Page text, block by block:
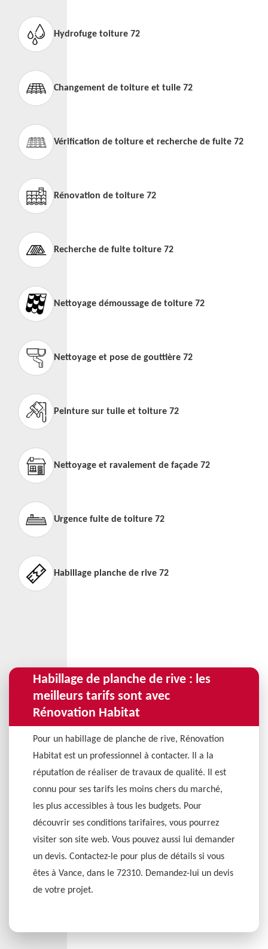
Hydrofuge toiture 72
Changement de toiture et tuile 72
Vérification de toiture et recherche de fuite 72
Rénovation de toiture 72
Recherche de fuite toiture 72
Nettoyage démoussage de toiture 72
Nettoyage et pose de gouttière 72
Peinture sur tuile et toiture 72
Nettoyage et ravalement de façade 72
Urgence fuite de toiture 72
Habillage planche de rive 72
Habillage de planche de rive : les
meilleurs tarifs sont avec
Rénovation Habitat
Pour un habillage de planche de rive, Rénovation
Habitat est un professionnel à contacter. Il a la
réputation de réaliser de travaux de qualité. Il est
connu pour ses tarifs les moins chers du marché,
les plus accessibles à tous les budgets. Pour
découvrir ses conditions tarifaires, vous pourrez
visiter son site web. Vous pouvez aussi lui demander
un devis. Contactez-le pour plus de détails si vous
êtes à Vance, dans le 72310. Demandez-lui un devis
de votre projet.